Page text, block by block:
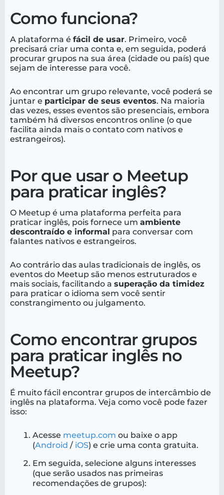
Como funciona?
A plataforma é fácil de usar. Primeiro, você
precisará criar uma conta e, em seguida, poderá
procurar grupos na sua área (cidade ou país) que
sejam de interesse para você.
Ao encontrar um grupo relevante, você poderá se
juntar e participar de seus eventos. Na maioria
das vezes, esses eventos são presenciais, embora
também há diversos encontros online (o que
facilita ainda mais o contato com nativos e
estrangeiros).
Por que usar o Meetup
para praticar inglês?
O Meetup é uma plataforma perfeita para
praticar inglês, pois fornece um ambiente
descontraído e informal para conversar com
falantes nativos e estrangeiros.
Ao contrário das aulas tradicionais de inglês, os
eventos do Meetup são menos estruturados e
mais sociais, facilitando a superação da timidez
para praticar o idioma sem você sentir
constrangimento ou julgamento.
Como encontrar grupos
para praticar inglês no
Meetup?
É muito fácil encontrar grupos de intercâmbio de
inglês na plataforma. Veja como você pode fazer
isso:
Acesse meetup.com ou baixe o app
(Android / iOS) e crie uma conta gratuita.
Em seguida, selecione alguns interesses
(que serão usados nas primeiras
recomendações de grupos):